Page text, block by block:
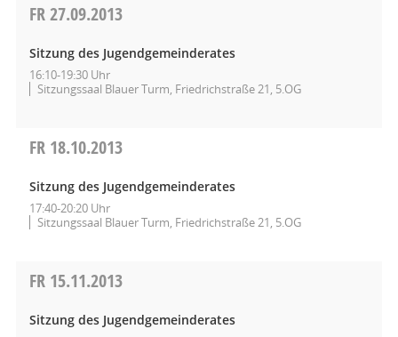
FR27.09.2013
Sitzung des Jugendgemeinderates
16:10-19:30 Uhr
Sitzungssaal Blauer Turm, Friedrichstraße 21, 5.OG
FR 18.10.2013
Sitzung des Jugendgemeinderates
17:40-20:20 Uhr
Sitzungssaal Blauer Turm, Friedrichstraße 21, 5.OG
FR 15.11.2013
Sitzung des Jugendgemeinderates